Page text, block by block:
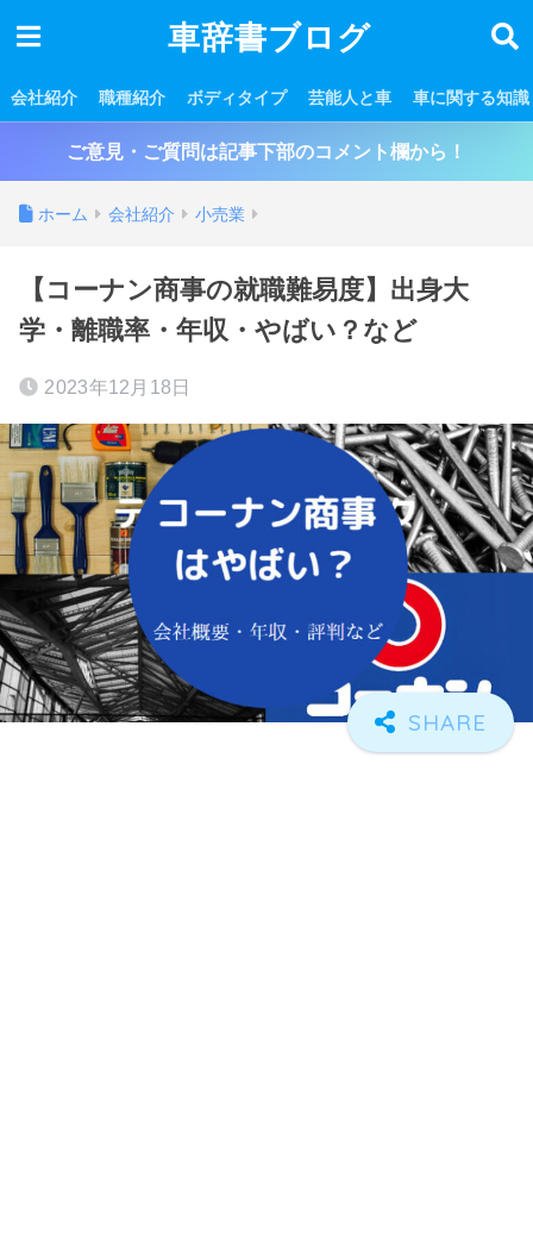
車辞書ブログ
会社紹介 職種紹介 ボディタイプ 芸能人と車 車に関する知識
ご意見・ご質問は記事下部のコメント欄から！
ホーム 会社紹介 小売業
【コーナン商事の就職難易度】出身大
学・離職率・年収・やばい？など
2023年12月18日